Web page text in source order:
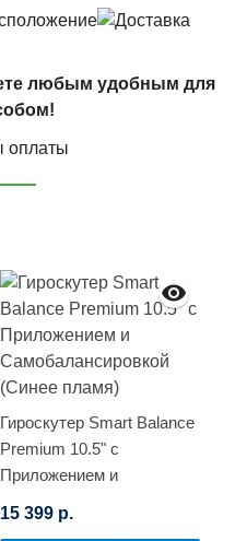
любым удобным для
Гироскутер Smart Balance
Premium 10.5" с
Приложением и
(Синее пламя)
15 399 р.